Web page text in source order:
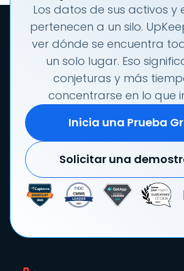
Los datos de sus activos y
pertenecen a un silo.
ver dónde se encuentra
un solo lugar. Eso
conjeturas y más
concentrarse en lo que
Inicia una Prueba
Solicitar una